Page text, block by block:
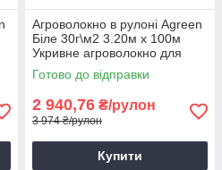
Агроволокно в рулоні Agreen
Біле 30г\м2 3.20м х 100м
Укривне агроволокно для
городу
Готово до відправки
2 940,76 ₴/рулон
3 974 ₴/рулон
Купити